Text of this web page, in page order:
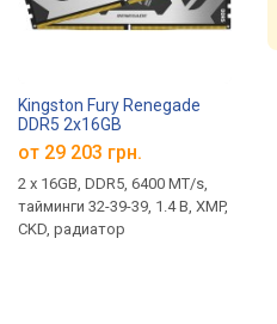
Kingston Fury Renegade
DDR5 2x16GB
KF564C32RSK2-32
от 29 203 грн.
2 х 16GB, DDR5, 6400 MT/s,
тайминги 32-39-39, 1.4 В, XMP,
CKD, радиатор